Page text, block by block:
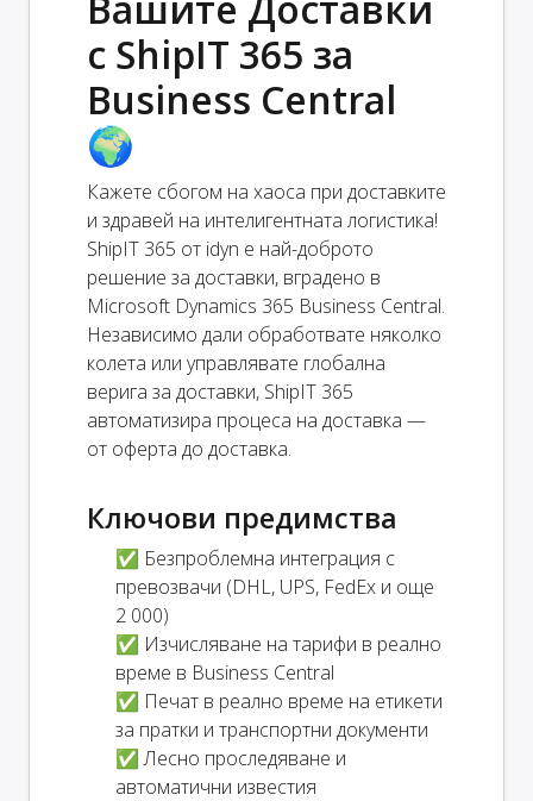
с ShipIT 365 за
Business Central
🌍
Кажете сбогом на хаоса при доставките
и здравей на интелигентната логистика!
ShipIT 365 от idyn е най-доброто
решение за доставки, вградено в
Microsoft Dynamics 365 Business Central.
Независимо дали обработвате няколко
колета или управлявате глобална
верига за доставки, ShipIT 365
автоматизира процеса на доставка —
от оферта до доставка.
Ключови предимства
✅ Безпроблемна интеграция с
превозвачи (DHL, UPS, FedEx и още
2 000)
✅ Изчисляване на тарифи в реално
време в Business Central
✅ Печат в реално време на етикети
за пратки и транспортни документи
✅ Лесно проследяване и
автоматични известия